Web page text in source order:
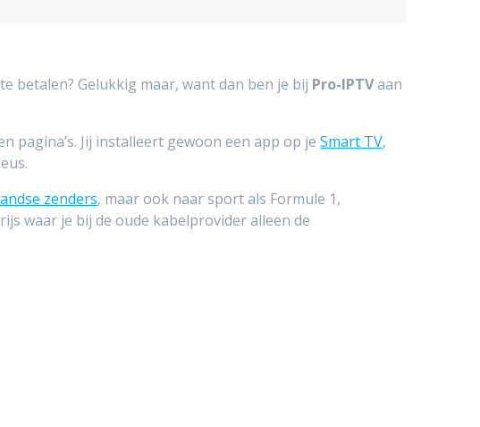
betalen? Gelukkig maar, want dan ben je bij Pro-IPTVaan
pagina’s. Jij installeert gewoon een app op jeSmart TV,
zenders, maar ook naar sport als Formule 1,
waar je bij de oude kabelprovider alleen de